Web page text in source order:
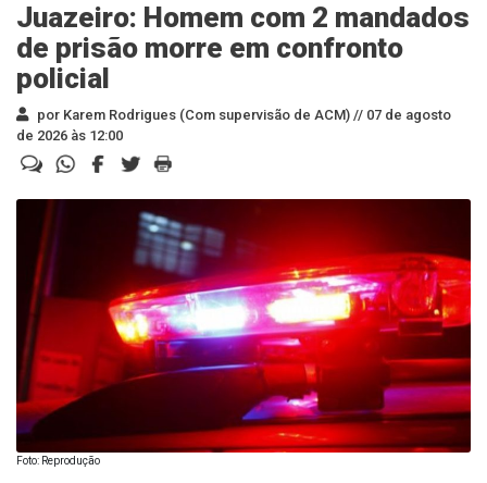
Juazeiro: Homem com 2 mandados
de prisão morre em confronto
policial
por Karem Rodrigues (Com supervisão de ACM) // 07 de agosto
de 2026 às 12:00
Foto: Reprodução